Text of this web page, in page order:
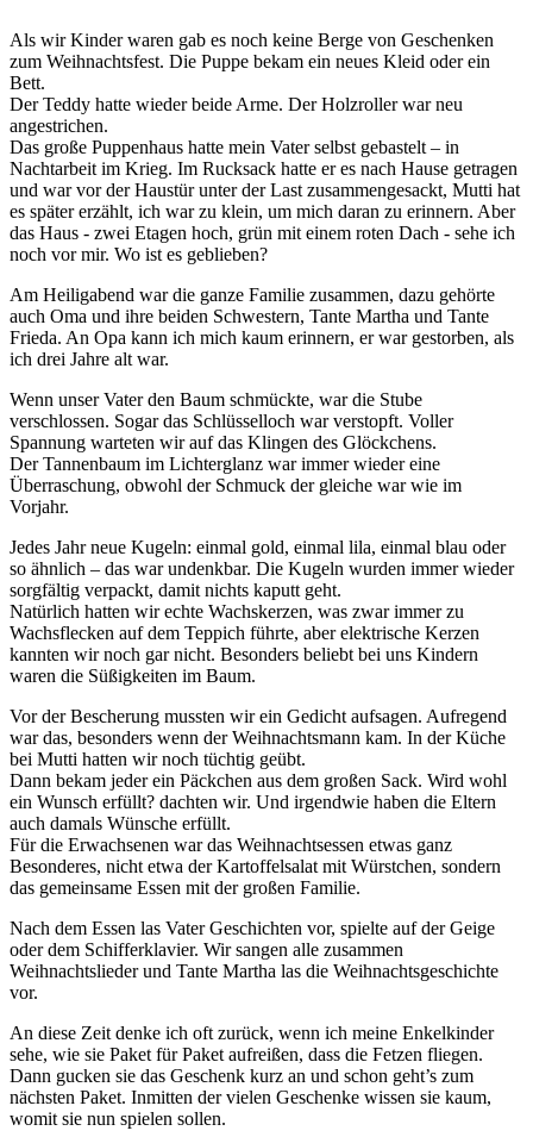
Als wir Kinder waren gab es noch keine Berge von Geschenken
zum Weihnachtsfest. Die Puppe bekam ein neues Kleid oder ein
Bett.
Der Teddy hatte wieder beide Arme. Der Holzroller war neu
angestrichen.
Das große Puppenhaus hatte mein Vater selbst gebastelt – in
Nachtarbeit im Krieg. Im Rucksack hatte er es nach Hause getragen
und war vor der Haustür unter der Last zusammengesackt, Mutti hat
es später erzählt, ich war zu klein, um mich daran zu erinnern. Aber
das Haus - zwei Etagen hoch, grün mit einem roten Dach - sehe ich
noch vor mir. Wo ist es geblieben?
Am Heiligabend war die ganze Familie zusammen, dazu gehörte
auch Oma und ihre beiden Schwestern, Tante Martha und Tante
Frieda. An Opa kann ich mich kaum erinnern, er war gestorben, als
ich drei Jahre alt war.
Wenn unser Vater den Baum schmückte, war die Stube
verschlossen. Sogar das Schlüsselloch war verstopft. Voller
Spannung warteten wir auf das Klingen des Glöckchens.
Der Tannenbaum im Lichterglanz war immer wieder eine
Überraschung, obwohl der Schmuck der gleiche war wie im
Vorjahr.
Jedes Jahr neue Kugeln: einmal gold, einmal lila, einmal blau oder
so ähnlich – das war undenkbar. Die Kugeln wurden immer wieder
sorgfältig verpackt, damit nichts kaputt geht.
Natürlich hatten wir echte Wachskerzen, was zwar immer zu
Wachsflecken auf dem Teppich führte, aber elektrische Kerzen
kannten wir noch gar nicht. Besonders beliebt bei uns Kindern
waren die Süßigkeiten im Baum.
Vor der Bescherung mussten wir ein Gedicht aufsagen. Aufregend
war das, besonders wenn der Weihnachtsmann kam. In der Küche
bei Mutti hatten wir noch tüchtig geübt.
Dann bekam jeder ein Päckchen aus dem großen Sack. Wird wohl
ein Wunsch erfüllt? dachten wir. Und irgendwie haben die Eltern
auch damals Wünsche erfüllt.
Für die Erwachsenen war das Weihnachtsessen etwas ganz
Besonderes, nicht etwa der Kartoffelsalat mit Würstchen, sondern
das gemeinsame Essen mit der großen Familie.
Nach dem Essen las Vater Geschichten vor, spielte auf der Geige
oder dem Schifferklavier. Wir sangen alle zusammen
Weihnachtslieder und Tante Martha las die Weihnachtsgeschichte
vor.
An diese Zeit denke ich oft zurück, wenn ich meine Enkelkinder
sehe, wie sie Paket für Paket aufreißen, dass die Fetzen fliegen.
Dann gucken sie das Geschenk kurz an und schon geht’s zum
nächsten Paket. Inmitten der vielen Geschenke wissen sie kaum,
womit sie nun spielen sollen.